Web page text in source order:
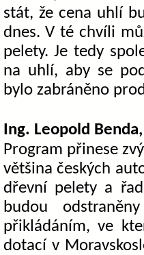
stát, že cena uhlí
dnes. V té chvíli
pelety. Je tedy
na uhlí, aby se
bylo zabráněno
Ing. Leopold
Program přinese
většina českých
dřevní pelety a
budou
přikládáním, ve
dotací v